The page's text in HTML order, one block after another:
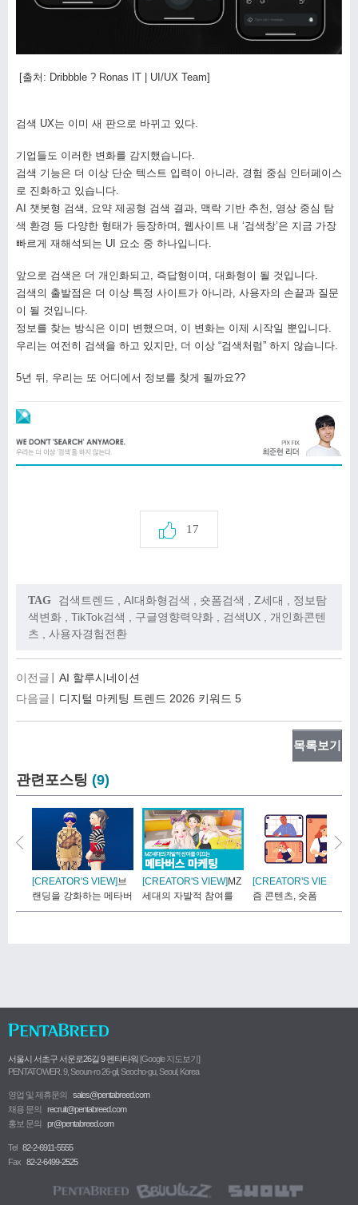
[출처: Dribbble ? Ronas IT | UI/UX Team]
검색 UX는 이미 새 판으로 바뀌고 있다.
기업들도 이러한 변화를 감지했습니다.
검색 기능은 더 이상 단순 텍스트 입력이 아니라, 경험 중심 인터페이스
로 진화하고 있습니다.
AI 챗봇형 검색, 요약 제공형 검색 결과, 맥락 기반 추천, 영상 중심 탐
색 환경 등 다양한 형태가 등장하며, 웹사이트 내 ‘검색창’은 지금 가장
빠르게 재해석되는 UI 요소 중 하나입니다.
앞으로 검색은 더 개인화되고, 즉답형이며, 대화형이 될 것입니다.
검색의 출발점은 더 이상 특정 사이트가 아니라, 사용자의 손끝과 질문
이 될 것입니다.
정보를 찾는 방식은 이미 변했으며, 이 변화는 이제 시작일 뿐입니다.
우리는 여전히 검색을 하고 있지만, 더 이상 “검색처럼” 하지 않습니다.
5년 뒤, 우리는 또 어디에서 정보를 찾게 될까요??
17
TAG 검색트렌드 AI대화형검색 숏폼검색 Z세대
정보탐
색변화
TikTok검색 구글영향력약화 검색UX
개인화콘텐
츠
사용자경험전환
이전글
AI 할루시네이션
다음글
디지털 마케팅 트렌드 2026 키워드 5
목록보기
관련포스팅 (9)
[CREATOR'S VIEW]브
랜딩을 강화하는 메타버
스 마..
[CREATOR'S VIEW]MZ
세대의 자발적 참여를
이..
[CREATOR'S VIEW]
즘 콘텐츠, 숏폼
서울시 서초구 서운로26길 9 펜타타워 [Google 지도보기]
PENTATOWER. 9, Seoun-ro 26-gil, Seocho-gu, Seoul, Korea
영업 및 제휴문의
sales@pentabreed.com
채용 문의
recruit@pentabreed.com
홍보 문의
pr@pentabreed.com
Tel 82-2-6911-5555
Fax 82-2-6499-2525